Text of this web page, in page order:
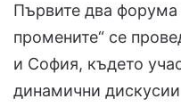
Първите два форума
промените“ се
и София, където
динамични